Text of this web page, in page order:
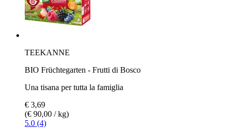
TEEKANNE
BIO Früchtegarten - Frutti di Bosco
Una tisana per tutta la famiglia
€ 3,69
(€ 90,00 / kg)
5.0 (4)